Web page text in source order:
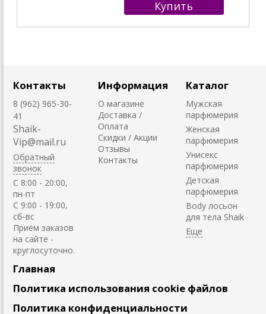
Контакты
8 (962) 965-30-
41
Shaik-
Vip@mail.ru
Обратный
звонок
C 8:00 - 20:00,
пн-пт
С 9:00 - 19:00,
сб-вс
Приём заказов
на сайте -
круглосуточно.
Информация
О магазине
Доставка /
Оплата
Скидки / Акции
Отзывы
Контакты
Каталог
Мужская
парфюмерия
Женская
парфюмерия
Унисекс
парфюмерия
Детская
парфюмерия
Body лосьон
для тела Shaik
Главная
Политика использования cookie файлов
Политика конфиденциальности